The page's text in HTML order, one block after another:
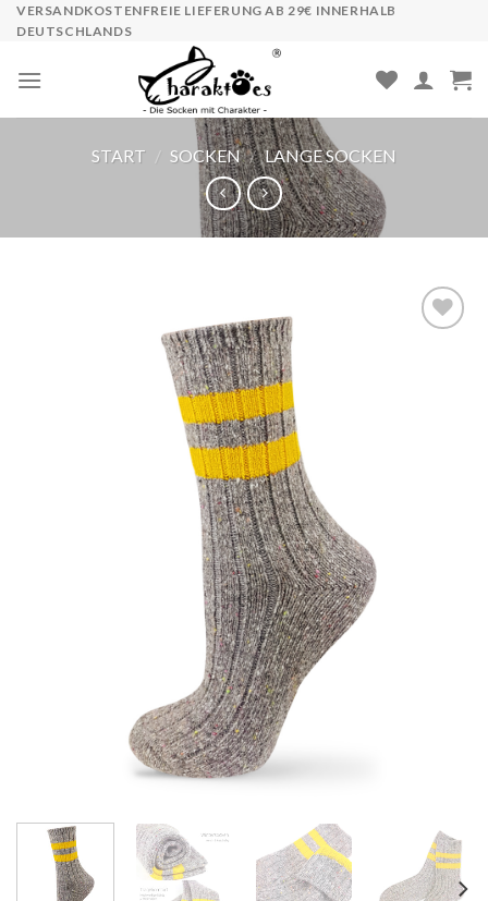
SkipVERSANDKOSTENFREIE LIEFERUNG AB 29€ INNERHALB
DEUTSCHLANDS
START / SOCKEN / LANGE SOCKEN